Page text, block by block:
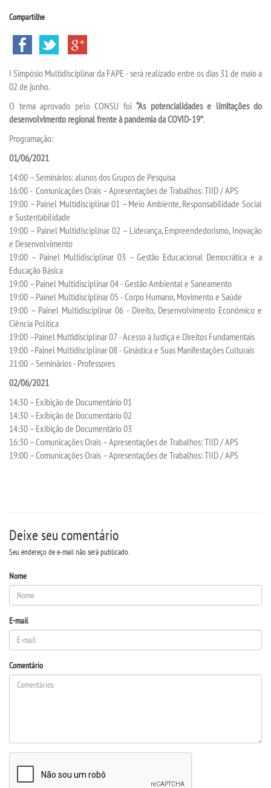
VESTIBULAR
INSCREVA-SE
TRANSFERÊNCIA
SEGUNDA GRADUAÇÃO
MATRÍCULA
EDITAL
PUBLICAÇÕES
DESTAQUES
UNIESP NEWS
REPOSITÓRIO
REGULAMENTOS
PORTARIAS
CPA
PDI
REGIMENTOS
MONITORIA
EAD
LOGIN
PORTAL DE ALUNOS
Compartilhe
I Simpósio Multidisciplinar da FAPE - será realizado entre os dias 31 de maio a
02 de junho.
O tema aprovado pelo CONSU foi “As potencialidades e limitações do
desenvolvimento regional frente à pandemia da COVID-19”.
Programação:
01/06/2021
14:00 – Seminários: alunos dos Grupos de Pesquisa
16:00 - Comunicações Orais – Apresentações de Trabalhos: TIID / APS
19:00 – Painel Multidisciplinar 01 – Meio Ambiente, Responsabilidade Social
e Sustentabilidade
19:00 – Painel Multidisciplinar 02 – Liderança, Empreendedorismo, Inovação
e Desenvolvimento
19:00 – Painel Multidisciplinar 03 – Gestão Educacional Democrática e a
Educação Básica
19:00 – Painel Multidisciplinar 04 - Gestão Ambiental e Saneamento
19:00 – Painel Multidisciplinar 05 - Corpo Humano, Movimento e Saúde
19:00 – Painel Multidisciplinar 06 - Direito, Desenvolvimento Econômico e
Ciência Política
19:00 –Painel Multidisciplinar 07 - Acesso à Justiça e Direitos Fundamentais
19:00 –Painel Multidisciplinar 08 - Ginástica e Suas Manifestações Culturais
21:00 – Seminários - Professores
02/06/2021
14:30 – Exibição de Documentário 01
14:30 – Exibição de Documentário 02
14:30 – Exibição de Documentário 03
16:30 – Comunicações Orais – Apresentações de Trabalhos: TIID / APS
19:00 – Comunicações Orais – Apresentações de Trabalhos: TIID / APS
Deixe seu comentário
Seu endereço de e-mail não será publicado.
Nome
E-mail
Comentário